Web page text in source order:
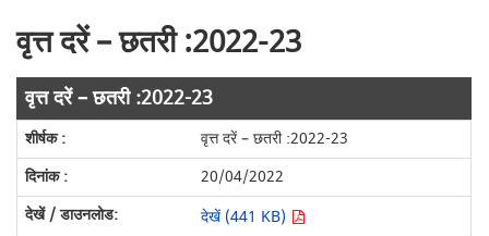
वृत्त दरें – छतरी :2022-23
वृत्त दरें – छतरी :2022-23
वृत्त दरें – छतरी :2022-23
20/04/2022
देखें (441 KB)